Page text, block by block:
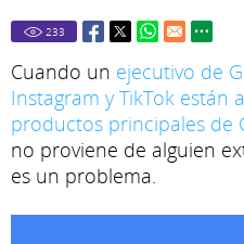
233
Cuando un ejecutivo de
Instagram y TikTok están
productos principales de
no proviene de alguien
es un problema.